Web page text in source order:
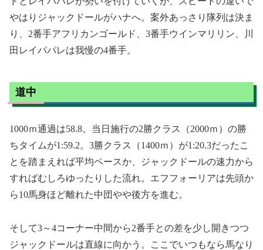
やはりジャックドールがハナへ。案外あっさり隊列は決ま
り、2番手アフリカンゴールド、3番手ウインマリリン、川
田レイパパレは我慢の4番手。
道中
1000ｍ通過は58.8。当日施行の2勝クラス（2000ｍ）の勝
ちタイムが1:59.2。3勝クラス（1400ｍ）が1:20.3だったこ
とを踏まえれば平均ペースか、ジャックドールの速力から
すればむしろゆったりした流れ。エフフォーリアは先頭か
ら10馬身ほど離れた中団やや後方を進む。
そして3～4コーナー中間から2番手との差を少し開きつつ
ジャックドールは直線に向かう。ここでいつもなら馬なり